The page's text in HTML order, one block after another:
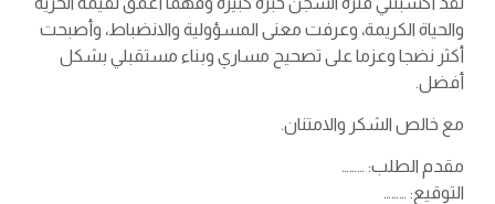
والحياة الكريمة، وعرفت معنى المسؤولية والانضباط، وأصبحت
أكثر نضجا وعزما على تصحيح مساري وبناء مستقبلي بشكل
أفضل.
مع خالص الشكر والامتنان.
مقدم الطلب: ………
التوقيع: ………